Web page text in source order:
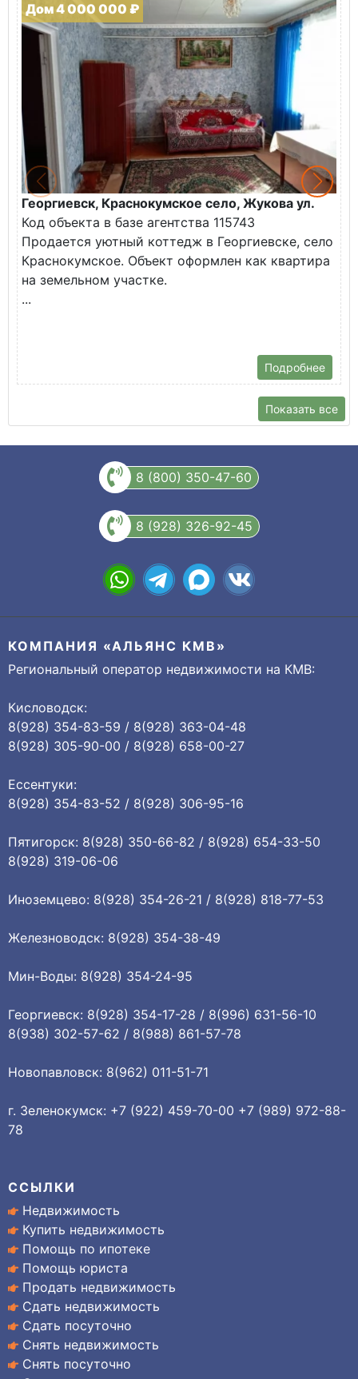
Дом 4 000 000 ₽
Георгиевск, Краснокумское село, Жукова ул.
Код объекта в базе агентства 115743
Продается уютный коттедж в Георгиевске, село
Краснокумское. Объект оформлен как квартира
на земельном участке.
...
Подробнее
Показать все
8 (800) 350-47-60
8 (928) 326-92-45
КОМПАНИЯ «АЛЬЯНС КМВ»
Региональный оператор недвижимости на КМВ:
Кисловодск:
8(928) 354-83-59 / 8(928) 363-04-48
8(928) 305-90-00 / 8(928) 658-00-27
Ессентуки:
8(928) 354-83-52 / 8(928) 306-95-16
Пятигорск: 8(928) 350-66-82 / 8(928) 654-33-50
8(928) 319-06-06
Иноземцево: 8(928) 354-26-21 / 8(928) 818-77-53
Железноводск: 8(928) 354-38-49
Мин-Воды: 8(928) 354-24-95
Георгиевск: 8(928) 354-17-28 / 8(996) 631-56-10
8(938) 302-57-62 / 8(988) 861-57-78
Новопавловск: 8(962) 011-51-71
г. Зеленокумск: +7 (922) 459-70-00 +7 (989) 972-88-
78
ССЫЛКИ
Недвижимость
Купить недвижимость
Помощь по ипотеке
Помощь юриста
Продать недвижимость
Сдать недвижимость
Сдать посуточно
Снять недвижимость
Снять посуточно